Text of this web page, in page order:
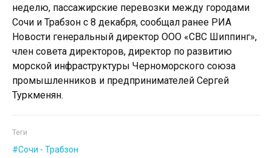
неделю, пассажирские перевозки между городами
Сочи и Трабзон с 8 декабря, сообщал ранее РИА
Новости генеральный директор ООО «СВС Шиппинг»,
член совета директоров, директор по развитию
морской инфраструктуры Черноморского союза
промышленников и предпринимателей Сергей
Туркменян.
Теги
Сочи - Трабзон